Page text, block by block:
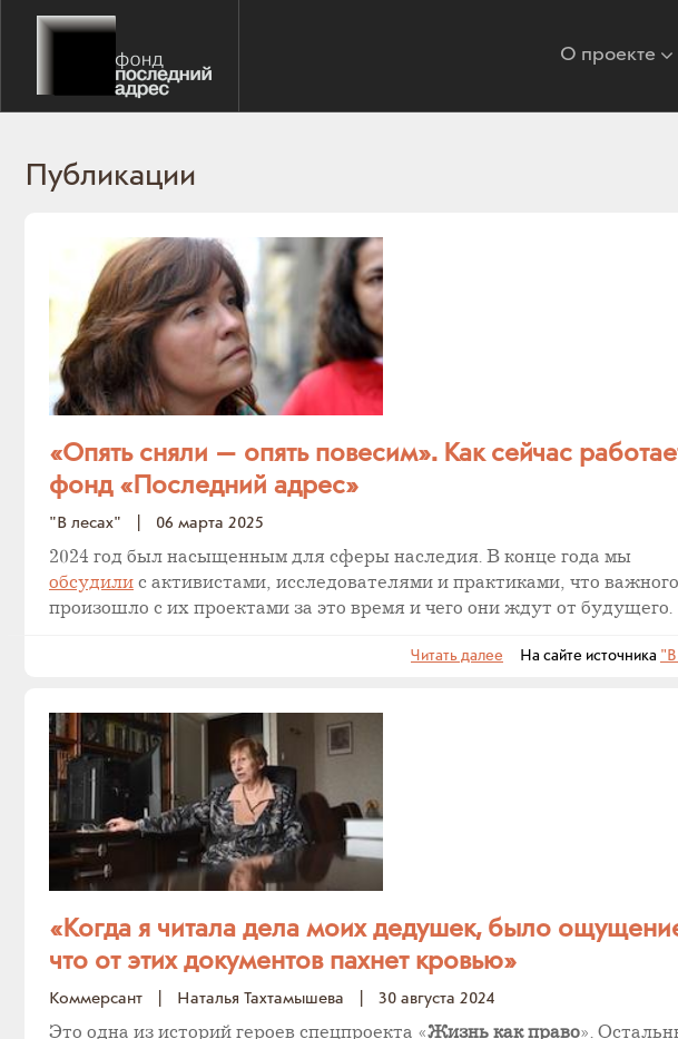
О проекте
Публикации
«Опять сняли — опять повесим». Как сейчас
фонд «Последний адрес»
"В лесах"
06 марта 2025
2024 год был насыщенным для сферы наследия. В конце года мы
обсудили с активистами, исследователями и практиками, что важного
произошло с их проектами за это время и чего они ждут от будущего.
Читать далее На сайте источника "В
«Когда я читала дела моих дедушек, было
что от этих документов пахнет кровью»
Коммерсант Наталья Тахтамышева
30 августа 2024
Это одна из историй героев спецпроекта «Жизнь как право».